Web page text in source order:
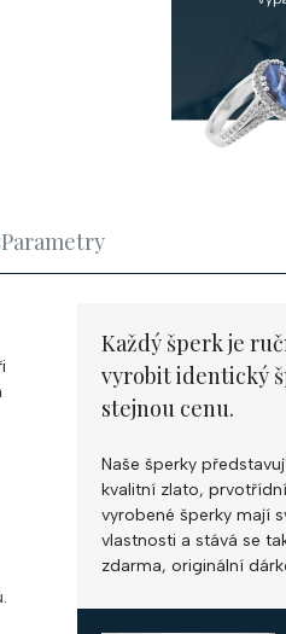
Parametry
Každý šperk je
vyrobit identický
stejnou cenu.
Naše šperky
kvalitní zlato,
vyrobené šperky mají
vlastnosti a stává se
zdarma, originální